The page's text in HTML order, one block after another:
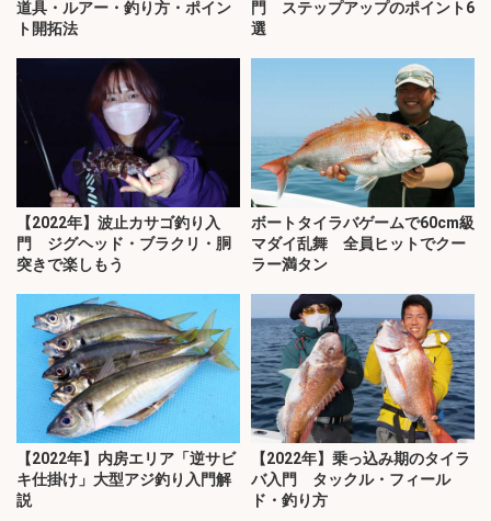
道具・ルアー・釣り方・ポイン
ト開拓法
門 ステップアップのポイント6
選
【2022年】波止カサゴ釣り入
門 ジグヘッド・ブラクリ・胴
突きで楽しもう
ボートタイラバゲームで60cm級
マダイ乱舞 全員ヒットでクー
ラー満タン
【2022年】内房エリア「逆サビ
キ仕掛け」大型アジ釣り入門解
説
【2022年】乗っ込み期のタイラ
バ入門 タックル・フィール
ド・釣り方